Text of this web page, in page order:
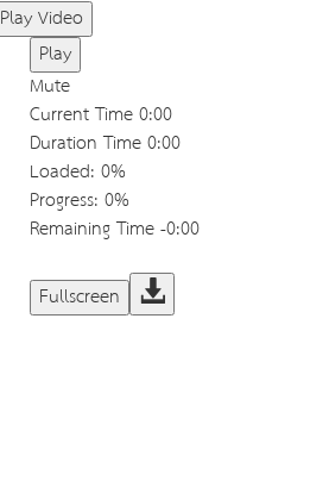
Play Video
Play
Mute
Current Time0:00
Duration Time0:00
Loaded: 0%
Progress: 0%
Remaining Time-0:00
Fullscreen